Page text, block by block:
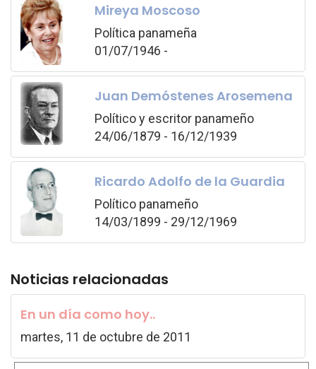
Mireya Moscoso
Política panameña
01/07/1946 -
Juan Demóstenes Arosemena
Político y escritor panameño
24/06/1879 - 16/12/1939
Ricardo Adolfo de la Guardia
Político panameño
14/03/1899 - 29/12/1969
Noticias relacionadas
En un día como hoy..
martes, 11 de octubre de 2011